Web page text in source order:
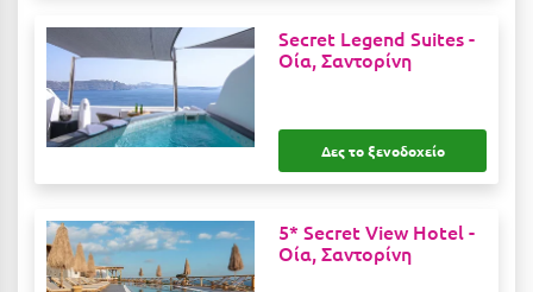
Κρήτη
Κρουαζιέρες
Κύθηρα
Κυλλήνη
Κύμη Ευβοίας
Κυπαρισσία
Secret Legend Suites -
Οία, Σαντορίνη
Δες το ξενοδοχείο
5* Secret View Hotel -
Οία, Σαντορίνη